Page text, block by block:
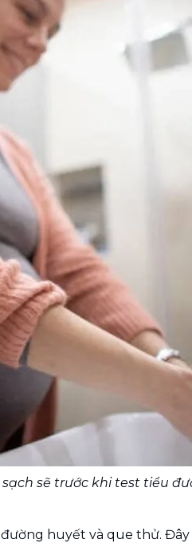
sẽ trước khi test tiểu
huyết và que thử.